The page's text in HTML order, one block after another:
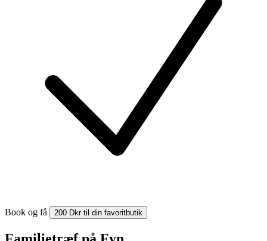
Book og få 200 Dkr til din favoritbutik